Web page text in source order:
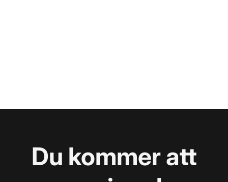
Du kommer att